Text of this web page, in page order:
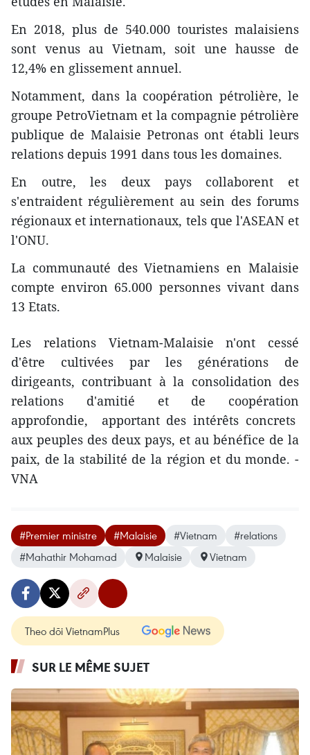
En 2018, plus de 540.000 touristes malaisiens
sont venus au Vietnam, soit une hausse de
12,4% en glissement annuel.
Notamment, dans la coopération pétrolière, le
groupe PetroVietnam et la compagnie pétrolière
publique de Malaisie Petronas ont établi leurs
relations depuis 1991 dans tous les domaines.
En outre, les deux pays collaborent et
s'entraident régulièrement au sein des forums
régionaux et internationaux, tels que l'ASEAN et
l'ONU.
La communauté des Vietnamiens en Malaisie
compte environ 65.000 personnes vivant dans
13 Etats.
Les relations Vietnam-Malaisie n'ont cessé
d'être cultivées par les générations de
dirigeants, contribuant à la consolidation des
relations d'amitié et de coopération
approfondie, apportant des intérêts concrets
aux peuples des deux pays, et au bénéfice de la
paix, de la stabilité de la région et du monde. -
VNA
#Premier ministre #Malaisie #Vietnam
#relations
#Mahathir Mohamad
Malaisie Vietnam
Theo dõi VietnamPlus
SUR LE MÊME SUJET